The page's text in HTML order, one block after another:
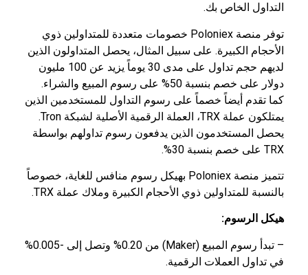
التداول الخاص بك.
توفر منصة Poloniex خصومات متعددة للمتداولين ذوي
الأحجام الكبيرة. على سبيل المثال، يحصل المتداولون الذين
لديهم حجم تداول على مدى 30 يوماً يزيد عن 100 مليون
دولار على خصم بنسبة 50% على رسوم المبيع والشراء.
كما تقدم أيضاً خصماً على رسوم التداول للمستخدمين الذين
يمتلكون عملة TRX، العملة الرقمية الأصلية لشبكة Tron.
يحصل المستخدمون الذين يدفعون رسوم تداولهم بواسطة
TRX على خصم بنسبة 30%.
تتميز منصة Poloniex بهيكل رسوم منافس للغاية، خصوصاً
بالنسبة للمتداولين ذوي الأحجام الكبيرة وملاك عملة TRX.
هيكل الرسوم:
– تبدأ رسوم المبيع (Maker) من 0.20% وتصل إلى -0.005%
في تداول العملات الرقمية.